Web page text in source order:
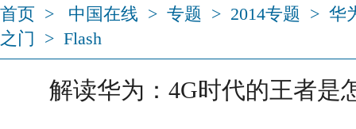
首页 > 中国在线 > 专题 > 2014专题 > 华
之门 > Flash
解读华为：4G时代的王者是